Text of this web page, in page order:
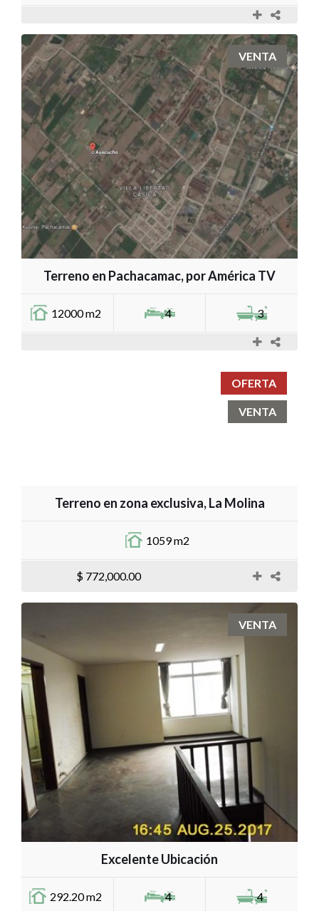
VENTA
Terreno en Pachacamac, por América TV
12000 m2 4 3
OFERTA
VENTA
Terreno en zona exclusiva, La Molina
1059 m2
$ 772,000.00
VENTA
Excelente Ubicación
292.20 m2 4 4